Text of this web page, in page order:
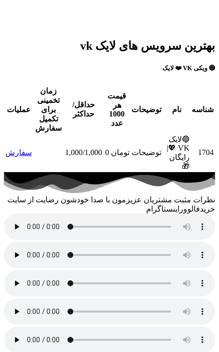
بهترین سرویس های لایک vk
🔵 ویکی VK ❤️ لایک
شناسه نام توضیحات
قیمت
هر
1000
عدد
حداقل/
حداکثر
زمان
تخمینی
برای
تکمیل
سفارش
عملیات
1704
🔵لایک
VK 💖|
رایگان
🎁
توضیحات تومان 0 1,000/1,000 سفارش
نظرات مثبت مشتریان عزیزمون با صدا خودشون رضایت از سایت
خریدفالووراینستاگرام